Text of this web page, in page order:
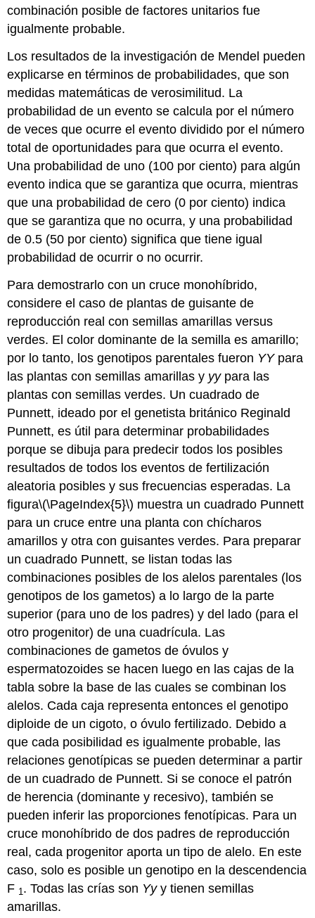
combinación posible de factores unitarios fue
igualmente probable.
Los resultados de la investigación de Mendel pueden
explicarse en términos de probabilidades, que son
medidas matemáticas de verosimilitud. La
probabilidad de un evento se calcula por el número
de veces que ocurre el evento dividido por el número
total de oportunidades para que ocurra el evento.
Una probabilidad de uno (100 por ciento) para algún
evento indica que se garantiza que ocurra, mientras
que una probabilidad de cero (0 por ciento) indica
que se garantiza que no ocurra, y una probabilidad
de 0.5 (50 por ciento) significa que tiene igual
probabilidad de ocurrir o no ocurrir.
Para demostrarlo con un cruce monohíbrido,
considere el caso de plantas de guisante de
reproducción real con semillas amarillas versus
verdes. El color dominante de la semilla es amarillo;
por lo tanto, los genotipos parentales fueron YYpara
las plantas con semillas amarillas y yypara las
plantas con semillas verdes. Un cuadrado de
Punnett, ideado por el genetista británico Reginald
Punnett, es útil para determinar probabilidades
porque se dibuja para predecir todos los posibles
resultados de todos los eventos de fertilización
aleatoria posibles y sus frecuencias esperadas. La
figura\(\PageIndex{5}\) muestra un cuadrado Punnett
para un cruce entre una planta con chícharos
amarillos y otra con guisantes verdes. Para preparar
un cuadrado Punnett, se listan todas las
combinaciones posibles de los alelos parentales (los
genotipos de los gametos) a lo largo de la parte
superior (para uno de los padres) y del lado (para el
otro progenitor) de una cuadrícula. Las
combinaciones de gametos de óvulos y
espermatozoides se hacen luego en las cajas de la
tabla sobre la base de las cuales se combinan los
alelos. Cada caja representa entonces el genotipo
diploide de un cigoto, o óvulo fertilizado. Debido a
que cada posibilidad es igualmente probable, las
relaciones genotípicas se pueden determinar a partir
de un cuadrado de Punnett. Si se conoce el patrón
de herencia (dominante y recesivo), también se
pueden inferir las proporciones fenotípicas. Para un
cruce monohíbrido de dos padres de reproducción
real, cada progenitor aporta un tipo de alelo. En este
caso, solo es posible un genotipo en la descendencia
F 1. Todas las crías son Yyy tienen semillas
amarillas.